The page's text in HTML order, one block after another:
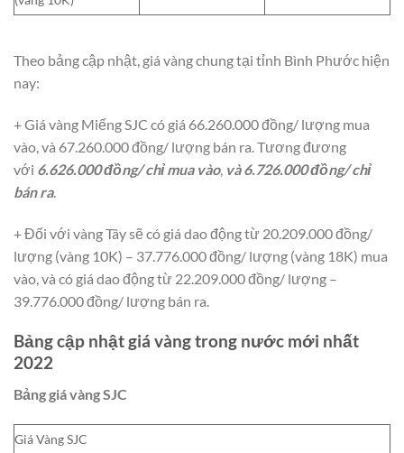
Theo bảng cập nhật, giá vàng chung tại tỉnh Bình Phước hiện
nay:
+ Giá vàng Miếng SJC có giá 66.260.000 đồng/ lượng mua
vào, và 67.260.000 đồng/ lượng bán ra. Tương đương
với 6.626.000 đồng/ chỉ mua vào, và 6.726.000 đồng/ chỉ
bán ra.
+ Đối với vàng Tây sẽ có giá dao động từ 20.209.000 đồng/
lượng (vàng 10K) – 37.776.000 đồng/ lượng (vàng 18K) mua
vào, và có giá dao động từ 22.209.000 đồng/ lượng –
39.776.000 đồng/ lượng bán ra.
Bảng cập nhật giá vàng trong nước mới nhất
2022
Bảng giá vàng SJC
Giá Vàng SJC